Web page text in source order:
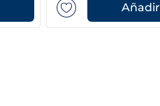
Añadir